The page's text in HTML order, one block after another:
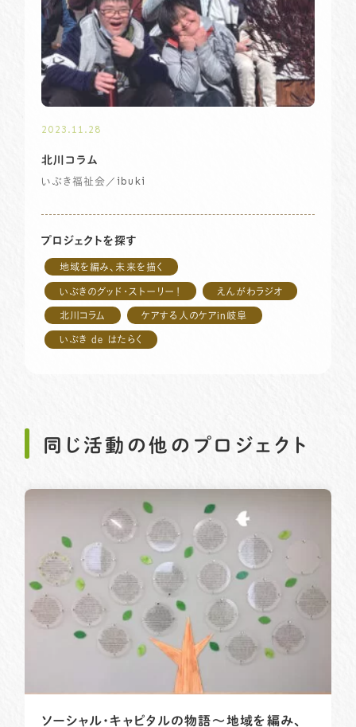
北川コラム
いぶき福祉会 ／ibuki
2023.11.28
プロジェクトを探す
地域を編み、未来を描く
いぶきのグッド・ストーリー！ えんがわラジオ
北川コラム ケアする人のケアin岐阜
いぶき de はたらく
同じ活動の他のプロジェクト
ソーシャル・キャピタルの物語〜地域を編み、